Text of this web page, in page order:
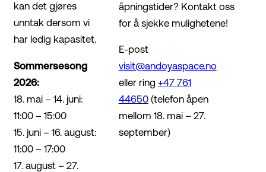
kan det gjøres
unntak dersom vi
har ledig kapasitet.
Sommersesong
2026:
18. mai – 14. juni:
11:00 – 15:00
15. juni – 16. august:
11:00 – 17:00
17. august – 27.
åpningstider? Kontakt oss
for å sjekke mulighetene!
E-post
visit@andoyaspace.no
eller ring +47 761
44650(telefon åpen
mellom 18. mai – 27.
september)